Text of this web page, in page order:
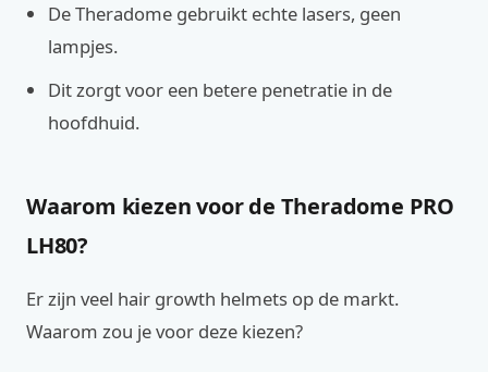
De Theradome gebruikt echte lasers, geen
lampjes.
Dit zorgt voor een betere penetratie in de
hoofdhuid.
Waarom kiezen voor de Theradome PRO
LH80?
Er zijn veel hair growth helmets op de markt.
Waarom zou je voor deze kiezen?